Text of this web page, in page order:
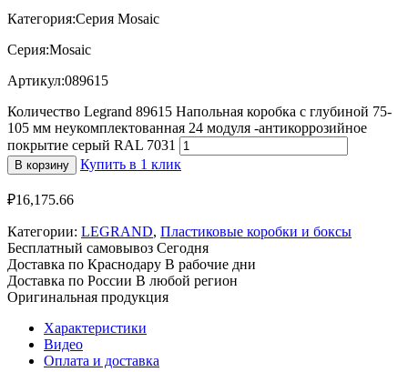
Категория:Серия Mosaic
Серия:Mosaic
Артикул:089615
Количество Legrand 89615 Напольная коробка с глубиной 75-
105 мм неукомплектованная 24 модуля -антикоррозийное
покрытие серый RAL 7031
В корзину Купить в 1 клик
₽16,175.66
Категории: LEGRAND, Пластиковые коробки и боксы
Бесплатный самовывоз Сегодня
Доставка по Краснодару В рабочие дни
Доставка по России В любой регион
Оригинальная продукция
Характеристики
Видео
Оплата и доставка